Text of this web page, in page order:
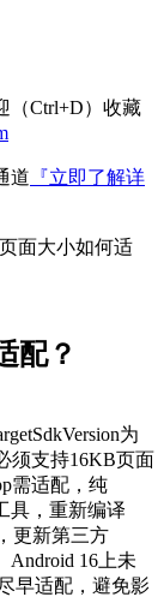
（Ctrl+D）收藏
道 『立即了解详
面大小如何适
配？
为
须支持16KB页面
需适配，纯
具，重新编译
更新第三方
Android 16上未
早适配，避免影